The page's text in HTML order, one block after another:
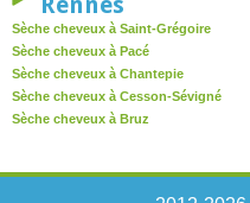
Sèche cheveux à Saint-Grégoire
Sèche cheveux à Pacé
Sèche cheveux à Chantepie
Sèche cheveux à Cesson-Sévigné
Sèche cheveux à Bruz